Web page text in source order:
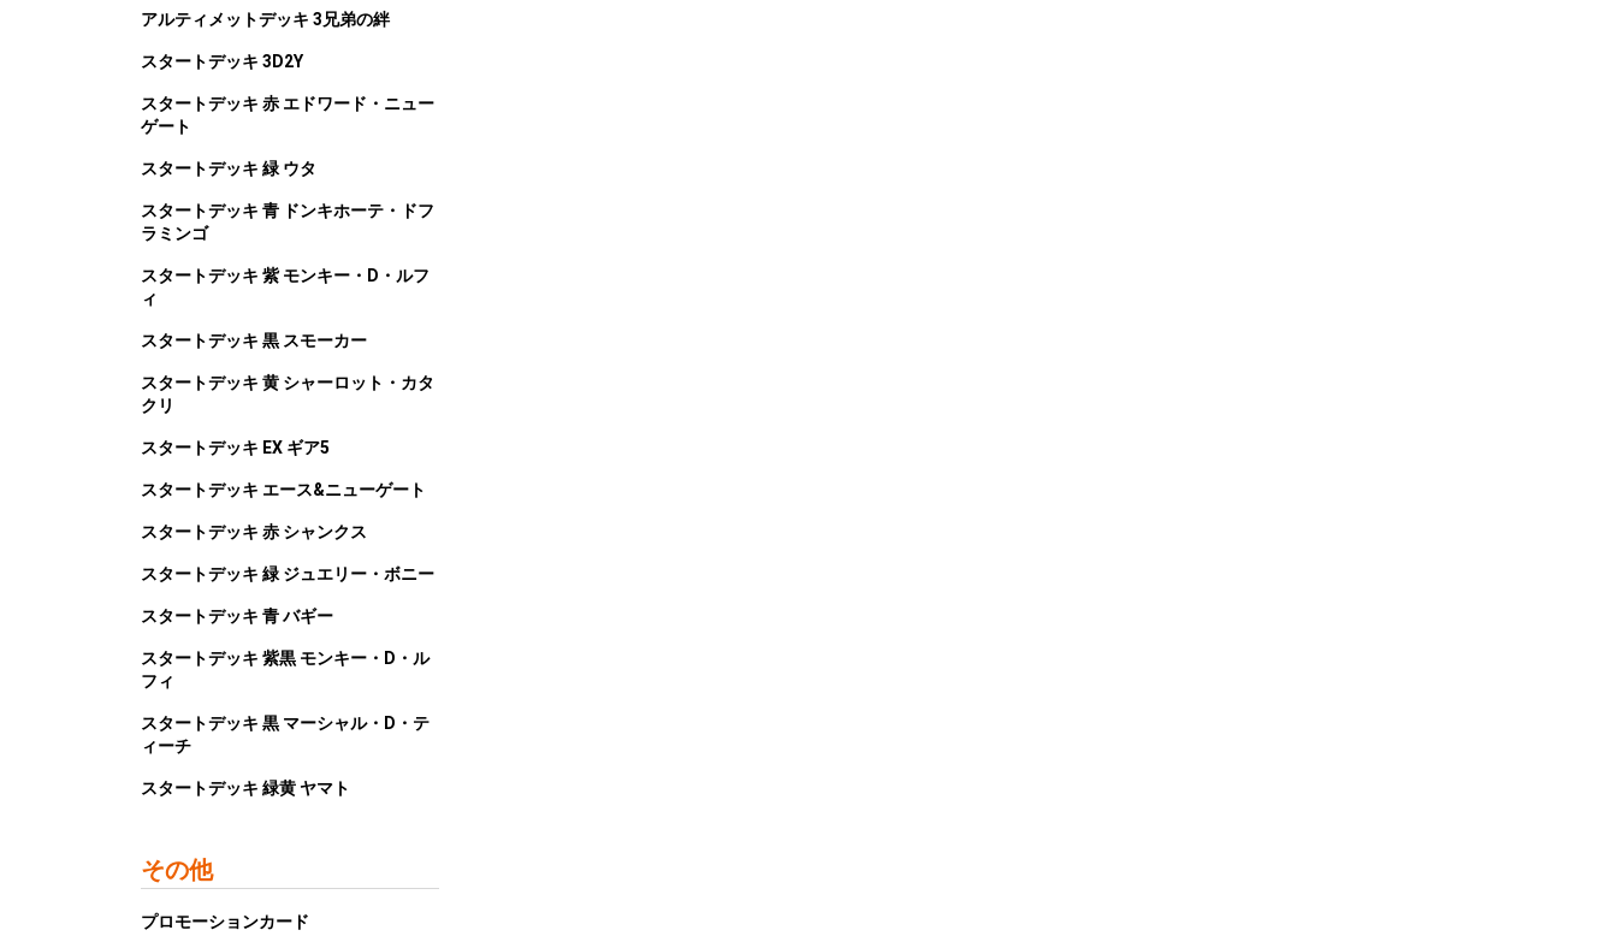
アルティメットデッキ 3兄弟の絆
スタートデッキ 3D2Y
スタートデッキ 赤 エドワード・ニュー
ゲート
スタートデッキ 緑 ウタ
スタートデッキ 青 ドンキホーテ・ドフ
ラミンゴ
スタートデッキ 紫 モンキー・D・ルフ
ィ
スタートデッキ 黒 スモーカー
スタートデッキ 黄 シャーロット・カタ
クリ
スタートデッキ EX ギア5
スタートデッキ エース&ニューゲート
スタートデッキ 赤 シャンクス
スタートデッキ 緑 ジュエリー・ボニー
スタートデッキ 青 バギー
スタートデッキ 紫黒 モンキー・D・ル
フィ
スタートデッキ 黒 マーシャル・D・テ
ィーチ
スタートデッキ 緑黄 ヤマト
その他
プロモーションカード